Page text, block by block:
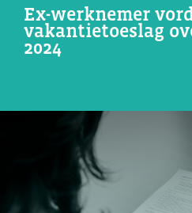
Ex-werknemer
vakantietoeslag
2024